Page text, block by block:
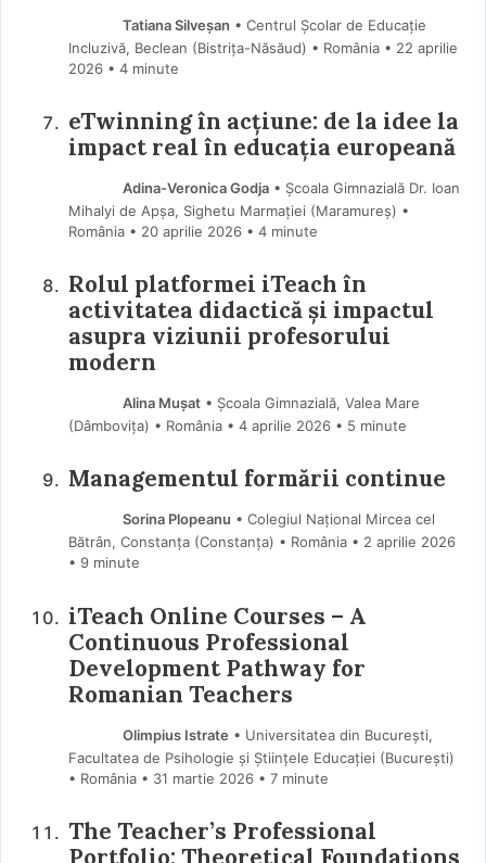
Tatiana Silveșan • Centrul Școlar de Educație
Incluzivă, Beclean (Bistriţa-Năsăud) • România
22 aprilie
2026 • 4 minute
eTwinning în acțiune: de la idee la
impact real în educația europeană
Adina-Veronica Godja• Școala Gimnazială Dr. Ioan
Mihalyi de Apșa, Sighetu Marmației (Maramureş) •
România
20 aprilie 2026 • 4 minute
Rolul platformei iTeach în
activitatea didactică și impactul
asupra viziunii profesorului
modern
Alina Mușat• Școala Gimnazială, Valea Mare
(Dâmboviţa) • România
4 aprilie 2026 • 5 minute
Managementul formării continue
Sorina Plopeanu • Colegiul Național Mircea cel
Bătrân, Constanța (Constanţa) • România
2 aprilie 2026
• 9 minute
iTeach Online Courses – A
Continuous Professional
Development Pathway for
Romanian Teachers
Olimpius Istrate • Universitatea din București,
Facultatea de Psihologie și Științele Educației (Bucureşti)
• România
31 martie 2026 • 7 minute
The Teacher’s Professional
Portfolio: Theoretical Foundations